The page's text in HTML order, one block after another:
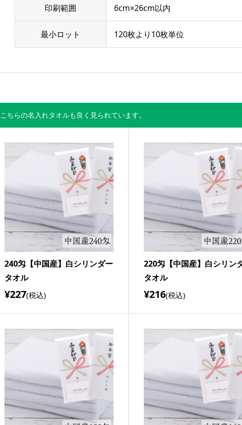
印刷範囲 6cm×26cm以内
最小ロット 120枚より10枚単位
こちらの名入れタオルも良く見られています。
240匁【中国産】白シリンダー
タオル
¥227(税込)
220匁【中国産】白シリン
タオル
¥216(税込)